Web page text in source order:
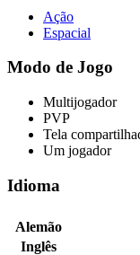
Ação
Espacial
Modo de Jogo
Multijogador
PVP
Tela
Um jogador
Idioma
Alemão
Inglês